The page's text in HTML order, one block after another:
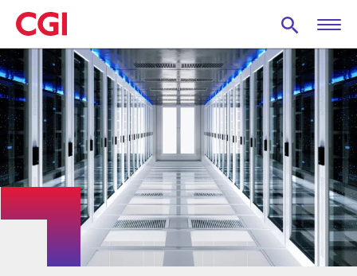
Skip
to
main
content